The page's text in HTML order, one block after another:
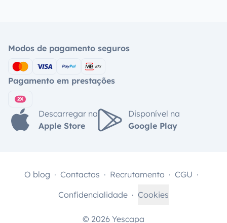
Modos de pagamento seguros
Pagamento em prestações
Descarregar na
Apple Store
Disponível na
Google Play
© 2026 Yescapa
O blog Contactos Recrutamento
CGU
Confidencialidade
Cookies